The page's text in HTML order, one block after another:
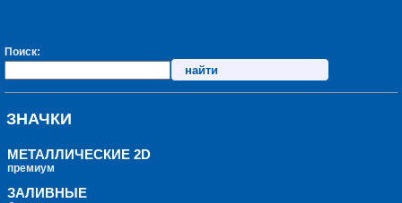
Поиск:
ЗНАЧКИ
МЕТАЛЛИЧЕСКИЕ 2D
премиум
ЗАЛИВНЫЕ